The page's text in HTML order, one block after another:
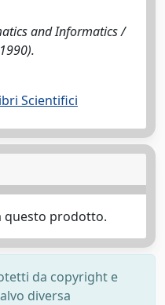
and Informatics /
Scientifici
questo prodotto.
da copyright e
diversa